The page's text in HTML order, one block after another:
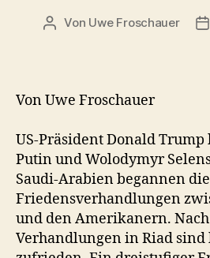
Beitragsautor
Von Uwe Froschauer
Von Uwe Froschauer
US-Präsident Donald
Putin und Wolodymyr
Saudi-Arabien begannen
Friedensverhandlungen
und den Amerikanern.
Verhandlungen in Riad sind